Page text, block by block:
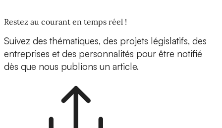
Restez au courant en temps réel !
Suivez des thématiques, des projets législatifs, des
entreprises et des personnalités pour être notifié
dès que nous publions un article.